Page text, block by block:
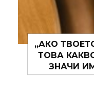
ЗАВИСИ ОТ
НЯКОЙ ДРУГ
ДОСТА ГОЛЯМ